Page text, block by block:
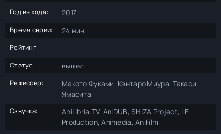
Год выхода: 2017
Время серии: 24 мин
Рейтинг:
Статус:
вышел
Режиссер:
Макото Фуками, Кэнтаро Миура, Такаси
Ямасита
Озвучка:
AniLibria.TV, AniDUB, SHIZA Project, LE-
Production, Animedia, AniFilm